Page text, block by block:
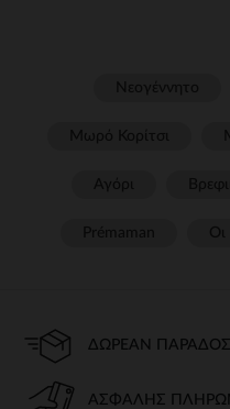
ΔΩΡΕΆΝ
ΑΣΦΑΛΉΣ